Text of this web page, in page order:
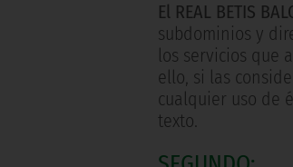
El REAL BETIS
subdominios y
los servicios que
ello, si las
cualquier uso de
texto.